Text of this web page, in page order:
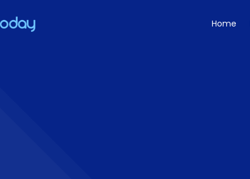
Home